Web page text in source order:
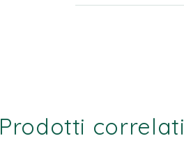
Prodotti correlati